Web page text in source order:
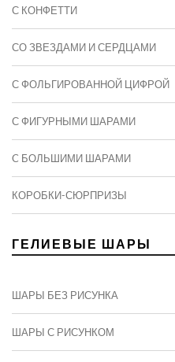
С КОНФЕТТИ
СО ЗВЕЗДАМИ И СЕРДЦАМИ
С ФОЛЬГИРОВАННОЙ ЦИФРОЙ
С ФИГУРНЫМИ ШАРАМИ
C БОЛЬШИМИ ШАРАМИ
КОРОБКИ-СЮРПРИЗЫ
ГЕЛИЕВЫЕ ШАРЫ
ШАРЫ БЕЗ РИСУНКА
ШАРЫ С РИСУНКОМ